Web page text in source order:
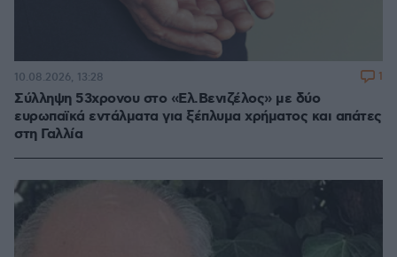
Σύλληψη 53χρονου στο «Ελ.Βενιζέλος» με δύο
ευρωπαϊκά εντάλματα για ξέπλυμα χρήματος και απάτες
στη Γαλλία
10.08.2026, 13:28 1